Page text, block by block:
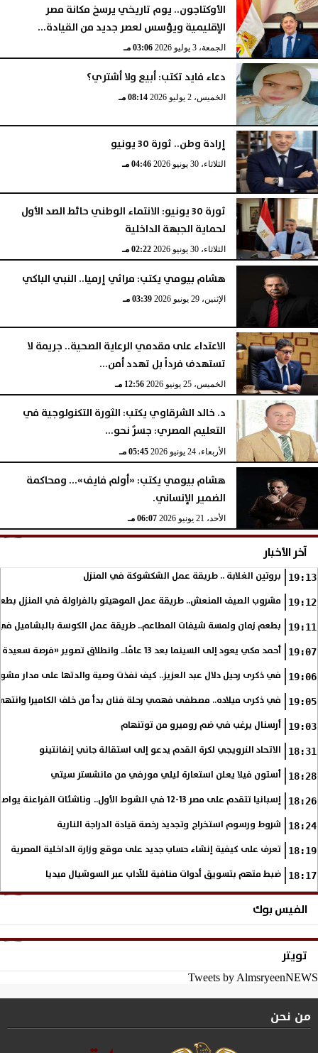
الأوكتاجون.. يوم تاريخي يرسخ مكانة مصر
الإقليمية ويؤسس لعصر جديد من القيادة...
الجمعة، 3 يوليو 2026 03:06 مـ
دعاء فايد تكتب: أبيع ولا أشتري؟
الخميس، 2 يوليو 2026 08:14 مـ
إرادة وطن.. ثورة 30 يونيو
الثلاثاء، 30 يونيو 2026 04:46 مـ
ثورة 30 يونيو: الانتماء الوطني حائط الصد الأول
لحماية الجبهة الداخلية
الثلاثاء، 30 يونيو 2026 02:22 مـ
هشام بيومي يكتب: مراثي إرميا.. النبي الباكي
الإثنين، 29 يونيو 2026 03:39 مـ
الاعتداء على مقدمي الرعاية الصحية.. جريمة لا
تستهدف فرداً بل تهدد أمن...
الخميس، 25 يونيو 2026 12:56 مـ
د. خالد الشرقاوي يكتب: الثورة التكنولوجية في
التعليم المصري: جسرٌ نحو...
الأربعاء، 24 يونيو 2026 05:45 مـ
هشام بيومي يكتب: «أولم فايف»... ومحاكمة
الضمير الإنساني.
الأحد، 21 يونيو 2026 06:07 مـ
آخر الأخبار
19:13 بروتين الغلابة .. طريقة عمل الشكشوكة في المنزل
19:12 مشروب الصيف المنعش.. طريقة عمل الموهيتو بالفراولة في المنزل
19:11 بطعم زمان ولمسة شيفات المطاعم.. طريقة عمل الكوسة بالبشاميل
19:07 أحمد مكي يعود إلى السينما بعد 13 عامًا.. وانطلاق تصوير «فرصة سعيدة»
19:06 في ذكرى رحيل دلال عبد العزيز.. كيف نفذت وصية والدتها على مدار
19:05 في ذكرى ميلاده.. مصطفى فهمي رحلة فنان بدأ من خلف الكاميرا وانتهى
19:03 أرسنال يرغب في ضم روميرو من توتنهام
18:31 الاتحاد النرويجي لكرة القدم يدعو إلى استقالة جاني إنفانتينو
18:28 أستون فيلا يعلن استعارة ليلي مورفي من مانشستر سيتي
18:26 إسبانيا تتقدم على مصر 13-12 في الشوط الأول.. وناشئات الفراعنة يواصلن حلم بلوغ نهائي مونديال اليد
18:24 شروط ورسوم استخراج وتجديد رخصة قيادة الدراجة النارية
18:19 تعرف على كيفية إنشاء حساب جديد على موقع وزارة الداخلية المصرية
18:17 ضبط متهم بتسويق أدوات منافية للآداب عبر السوشيال ميديا
الفيس بوك
تويتر
Tweets by AlmsryeenNEWS
من نحن